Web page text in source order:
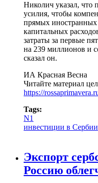
Николич указал, что
усилия, чтобы
прямых иностранных
капитальных
затраты за первые
на 239 миллионов и
сказал он.
ИА Красная Весна
Читайте материал
https://
Tags:
N1
инвестиции в Сербии
Экспорт
Россию